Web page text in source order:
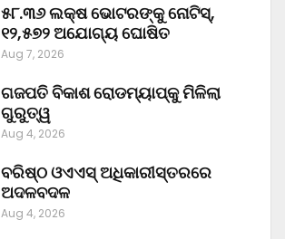
୫୮.୩୬ ଲକ୍ଷ ଭୋଟରଙ୍କୁ ନୋଟିସ୍‌,
୧୨,୫୭୨ ଅଯୋଗ୍ୟ ଘୋଷିତ
Aug 7, 2026
ଗଜପତି ବିକାଶ ରୋଡମ୍ୟାପ୍‌କୁ ମିଳିଲା
ଗୁରୁତ୍ୱ
Aug 4, 2026
ବରିଷ୍ଠ ଓଏଏସ୍‌ ଅଧିକାରୀସ୍ତରରେ
ଅଦଳବଦଳ
Aug 4, 2026